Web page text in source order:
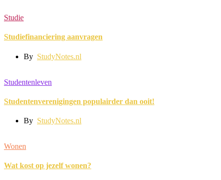
Studie
Studiefinanciering aanvragen
By StudyNotes.nl
Studentenleven
Studentenverenigingen populairder dan ooit!
By StudyNotes.nl
Wonen
Wat kost op jezelf wonen?